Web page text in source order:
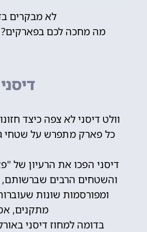
לחצו
לא מבקרים
מה מחכה לכם בפארקים?
כל פארק מתפרש על שטחי
והשטחים הרבים שברשותם,
ומפורסמות שונות
מתקנים,
בדומה למחוז דיסני